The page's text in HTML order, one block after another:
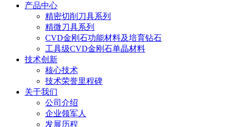
产品中心
精密切削刀具系列
精微刀具系列
CVD金刚石功能材料及培育钻石
工具级CVD金刚石单晶材料
技术创新
核心技术
技术荣誉里程碑
关于我们
公司介绍
企业领军人
发展历程